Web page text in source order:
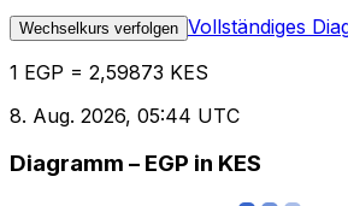
Wechselkurs verfolgen Vollständiges
1 EGP = 2,59873 KES
8. Aug. 2026, 05:44 UTC
Diagramm – EGP in KES